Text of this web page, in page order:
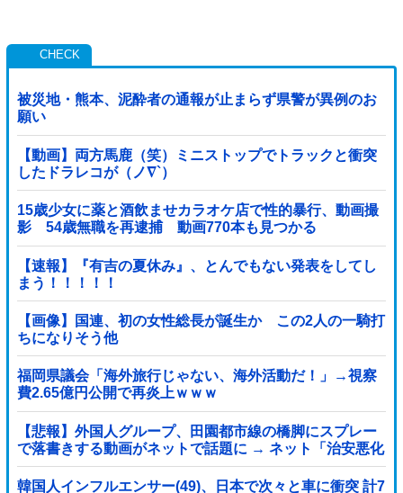
被災地・熊本、泥酔者の通報が止まらず県警が異例のお
願い
【動画】両方馬鹿（笑）ミニストップでトラックと衝突
したドラレコが（ノ∇`）
15歳少女に薬と酒飲ませカラオケ店で性的暴行、動画撮
影 54歳無職を再逮捕 動画770本も見つかる
【速報】『有吉の夏休み』、とんでもない発表をしてし
まう！！！！！
【画像】国連、初の女性総長が誕生か この2人の一騎打
ちになりそう他
福岡県議会「海外旅行じゃない、海外活動だ！」→視察
費2.65億円公開で再炎上ｗｗｗ
【悲報】外国人グループ、田園都市線の橋脚にスプレー
で落書きする動画がネットで話題に → ネット「治安悪化
の始まり」
韓国人インフルエンサー(49)、日本で次々と車に衝突 計7